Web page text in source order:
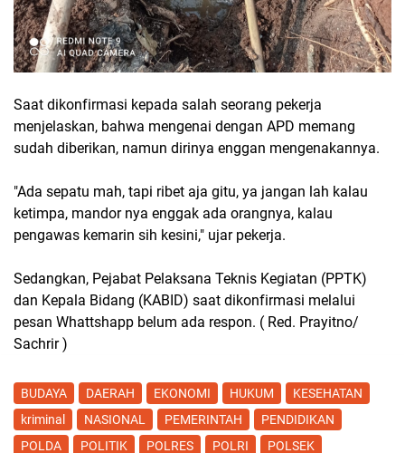
Saat dikonfirmasi kepada salah seorang pekerja
menjelaskan, bahwa mengenai dengan APD memang
sudah diberikan, namun dirinya enggan mengenakannya.
"Ada sepatu mah, tapi ribet aja gitu, ya jangan lah kalau
ketimpa, mandor nya enggak ada orangnya, kalau
pengawas kemarin sih kesini," ujar pekerja.
Sedangkan, Pejabat Pelaksana Teknis Kegiatan (PPTK)
dan Kepala Bidang (KABID) saat dikonfirmasi melalui
pesan Whattshapp belum ada respon. ( Red. Prayitno/
Sachrir )
BUDAYA DAERAH EKONOMI HUKUM
KESEHATAN
kriminal
NASIONAL PEMERINTAH
PENDIDIKAN
POLDA
POLITIK POLRES POLRI
POLSEK